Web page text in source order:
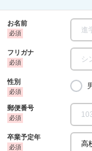
お名前
フリガナ
性別
郵便番号
卒業予定年